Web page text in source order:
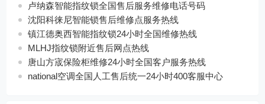
卢纳森智能指纹锁全国售后服务维修电话号码
沈阳科徕尼智能锁售后维修点服务热线
镇江德奥西智能指纹锁24小时全国维修热线
MLHJ指纹锁附近售后网点热线
唐山方宬保险柜维修24小时全国客户服务热线
national空调全国人工售后统一24小时400客服中心